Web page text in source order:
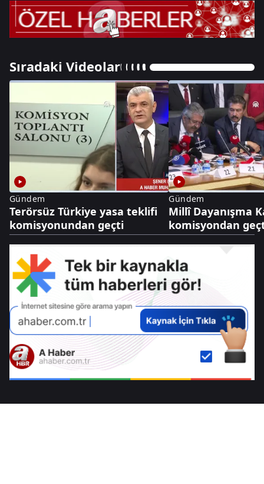
Sıradaki Videolar
Gündem
Terörsüz Türkiye yasa teklifi
komisyonundan geçti
Gündem
Millî Dayanışma
komisyondan